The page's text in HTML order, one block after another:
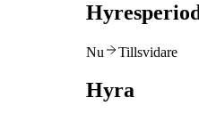
Hyresperiod
Nu Tillsvidare
Hyra